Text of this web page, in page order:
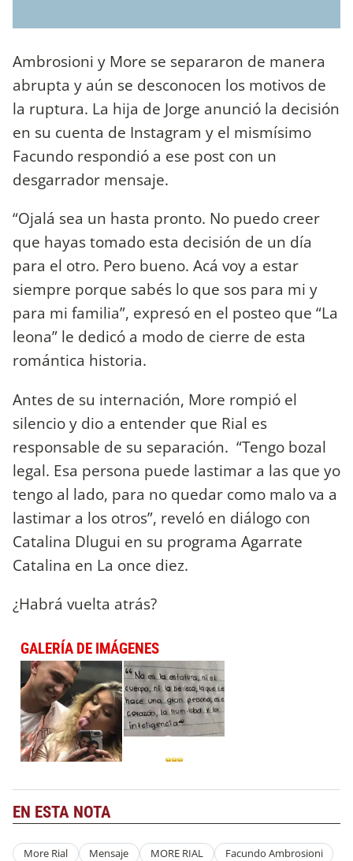
Ambrosioni y More se separaron de manera
abrupta y aún se desconocen los motivos de
la ruptura. La hija de Jorge anunció la decisión
en su cuenta de Instagram y el mismísimo
Facundo respondió a ese post con un
desgarrador mensaje.
“Ojalá sea un hasta pronto. No puedo creer
que hayas tomado esta decisión de un día
para el otro. Pero bueno. Acá voy a estar
siempre porque sabés lo que sos para mi y
para mi familia”, expresó en el posteo que “La
leona” le dedicó a modo de cierre de esta
romántica historia.
Antes de su internación, More rompió el
silencio y dio a entender que Rial es
responsable de su separación. “Tengo bozal
legal. Esa persona puede lastimar a las que yo
tengo al lado, para no quedar como malo va a
lastimar a los otros”, reveló en diálogo con
Catalina Dlugui en su programa Agarrate
Catalina en La once diez.
¿Habrá vuelta atrás?
GALERÍA DE IMÁGENES
EN ESTA NOTA
More Rial Mensaje MORE RIAL Facundo Ambrosioni